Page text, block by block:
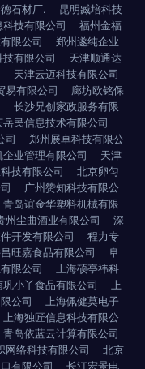
石材厂.
昆明臧培科技
技有限公司
福州金福
限公司
郑州遂纯企业
有限公司
天津顺通达
天津云迈科技有限公司
易有限公司
廊坊欧铭保
长沙兄创家政服务有限
岳民信息技术有限公司
司
郑州展卓科技有限公
企业管理有限公司
天津
技有限公司
北京卵匀
广州赞知科技有限公
青岛谊金华塑料机械有限
州尘曲酒业有限公司
深
开发有限公司
程力专
旺嘉食品有限公司
阜
限公司
上海硕亭祎科
巩小丫食品有限公司
上
公司
上海佩健莫电子
上海独匠信息科技有限公
青岛依蓝云计算有限公司
网络科技有限公司
北京
有限公司 长汀宏景电